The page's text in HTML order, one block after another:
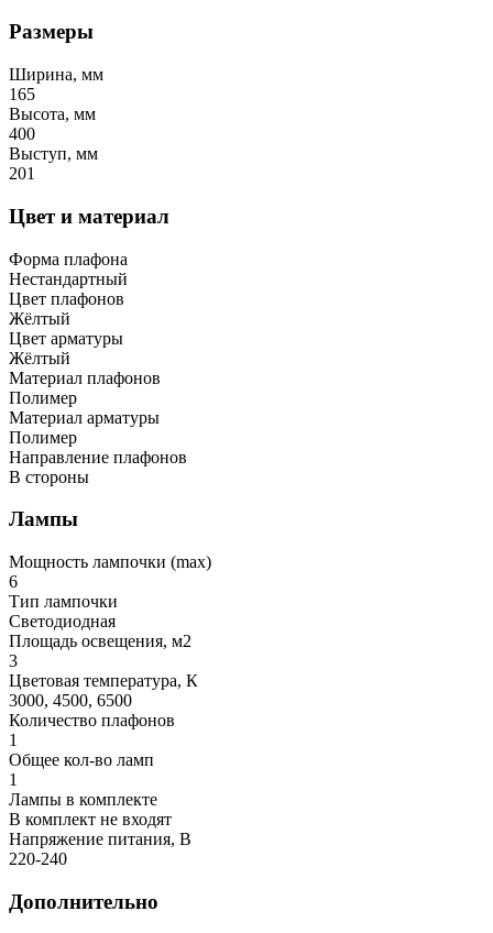
Размеры
Ширина, мм
165
Высота, мм
400
Выступ, мм
201
Цвет и материал
Форма плафона
Нестандартный
Цвет плафонов
Жёлтый
Цвет арматуры
Жёлтый
Материал плафонов
Полимер
Материал арматуры
Полимер
Направление плафонов
В стороны
Лампы
Мощность лампочки (max)
6
Тип лампочки
Светодиодная
Площадь освещения, м2
3
Цветовая температура, К
3000, 4500, 6500
Количество плафонов
1
Общее кол-во ламп
1
Лампы в комплекте
В комплект не входят
Напряжение питания, В
220-240
Дополнительно